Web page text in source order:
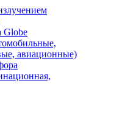
Globe
авиационные)